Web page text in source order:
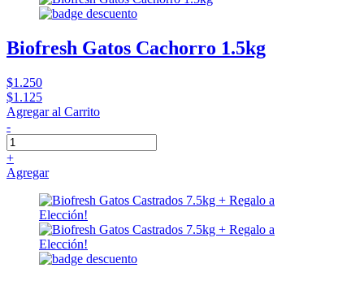
Biofresh Gatos Cachorro 1.5kg
$1.250
$1.125
Agregar al Carrito
-
+
Agregar